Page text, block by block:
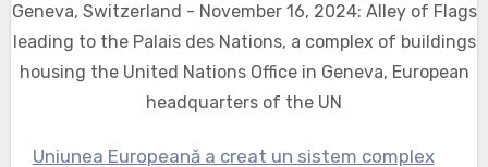
Geneva, Switzerland - November 16, 2024: Alley of Flags
leading to the Palais des Nations, a complex of buildings
housing the United Nations Office in Geneva, European
headquarters of the UN
Uniunea Europeană a creat un sistem complex